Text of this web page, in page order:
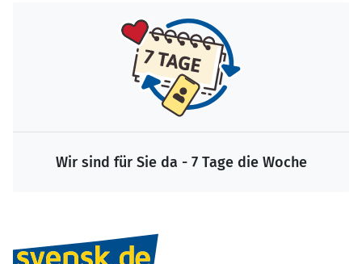
Wir sind für Sie da - 7 Tage die Woche